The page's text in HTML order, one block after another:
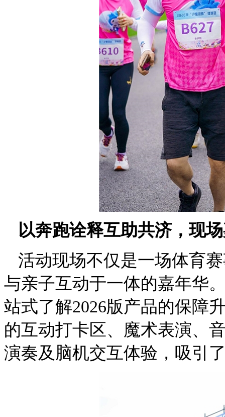
以奔跑诠释互助共济，现
活动现场不仅是一场体育
与亲子互动于一体的嘉年华
站式了解2026版产品的保障
的互动打卡区、魔术表演、
演奏及脑机交互体验，吸引